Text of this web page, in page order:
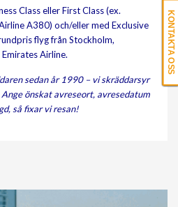
Class eller First Class (ex.
A380) och/eller med Exclusive
flyg från Stockholm,
Airline.
sedan år 1990 – vi skräddarsyr
önskat avreseort, avresedatum
så fixar vi resan!
KONTAKTA OSS